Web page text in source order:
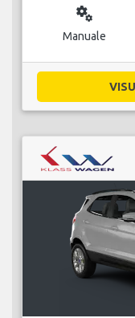
miscellaneous_services
Manuale